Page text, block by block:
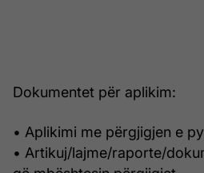
Dokumentet për aplikim:
• Aplikimi me përgjigjen e
• Artikuj/lajme/raporte/